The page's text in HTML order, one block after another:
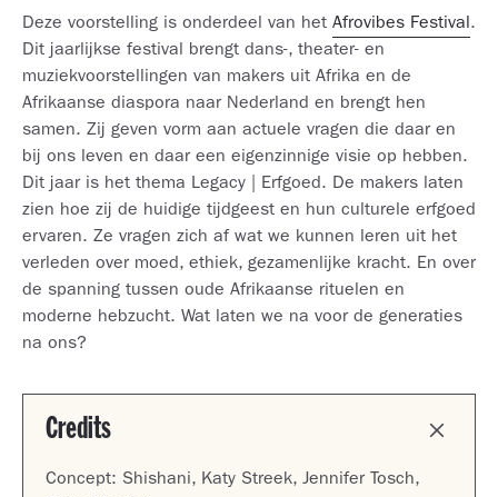
Deze voorstelling is onderdeel van het Afrovibes Festival.
Dit jaarlijkse festival brengt dans-, theater- en
muziekvoorstellingen van makers uit Afrika en de
Afrikaanse diaspora naar Nederland en brengt hen
samen. Zij geven vorm aan actuele vragen die daar en
bij ons leven en daar een eigenzinnige visie op hebben.
Dit jaar is het thema Legacy | Erfgoed. De makers laten
zien hoe zij de huidige tijdgeest en hun culturele erfgoed
ervaren. Ze vragen zich af wat we kunnen leren uit het
verleden over moed, ethiek, gezamenlijke kracht. En over
de spanning tussen oude Afrikaanse rituelen en
moderne hebzucht. Wat laten we na voor de generaties
na ons?
Credits
Concept: Shishani, Katy Streek, Jennifer Tosch,